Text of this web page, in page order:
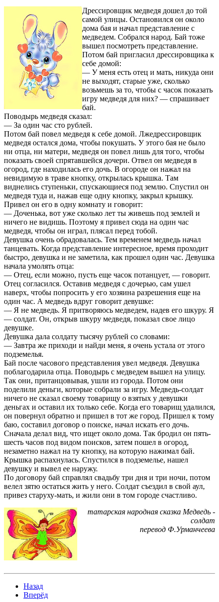
Дрессировщик медведя дошел до той
самой улицы. Остановился он около
дома бая и начал представление с
медведем. Собрался народ. Бай тоже
вышел посмотреть представление.
Потом бай пригласил дрессировщика к
себе домой:
— У меня есть отец и мать, никуда они
не выходят, старые уже, сколько
возьмешь за то, чтобы с часок показать
игру медведя для них? — спрашивает
бай.
Поводырь медведя сказал:
— За один час сто рублей.
Потом бай повел медведя к себе домой. Лжедрессировщик
медведя остался дома, чтобы покушать. У этого бая не было
ни отца, ни матери, медведя он повел лишь для того, чтобы
показать своей спрятавшейся дочери. Отвел он медведя в
огород, где находилась его дочь. В огороде он нажал на
невидимую в траве кнопку, открылась крышка. Там
виднелись ступеньки, спускающиеся под землю. Спустил он
медведя туда и, нажав еще одну кнопку, закрыл крышку.
Привел он его в одну комнату и говорит:
— Доченька, вот уже сколько лет ты живешь под землей и
ничего не видишь. Поэтому я привел сюда на один час
медведя, чтобы он играл, плясал перед тобой.
Девушка очень обрадовалась. Тем временем медведь начал
танцевать. Когда представление интересное, время проходит
быстро, девушка и не заметила, как прошел один час. Девушка
начала умолять отца:
— Отец, если можно, пусть еще часок потанцует, — говорит.
Отец согласился. Оставив медведя с дочерью, сам ушел
наверх, чтобы попросить у его хозяина разрешения еще на
один час. А медведь вдруг говорит девушке:
— Я не медведь. Я притворяюсь медведем, надев его шкуру. Я
— солдат. Он, открыв шкуру медведя, показал свое лицо
девушке.
Девушка дала солдату тысячу рублей со словами:
— Завтра же приходи и найди меня, я очень устала от этого
подземелья.
Бай после часового представления увел медведя. Девушка
поблагодарила отца. Поводырь с медведем вышел на улицу.
Так они, пританцовывая, ушли из города. Потом они
поделили деньги, которые собрали за игру. Медведь-солдат
ничего не сказал своему товарищу о взятых у девушки
деньгах и оставил их только себе. Когда его товарищ удалился,
он повернул обратно и пришел в тот же город. Пришел к тому
баю, составил договор о поиске, начал искать его дочь.
Сначала делал вид, что ищет около дома. Так бродил он пять-
шесть часов под видом поисков, затем пошел в огород,
незаметно нажал на ту кнопку, на которую нажимал бай.
Крышка распахнулась. Спустился в подземелье, нашел
девушку и вывел ее наружу.
По договору бай справлял свадьбу три дня и три ночи, потом
велел зятю остаться жить у него. Солдат съездил в свой аул,
привез старуху-мать, и жили они в том городе счастливо.
татарская народная сказка Медведь -
солдат
перевод Ф.Урманчеева
Назад
Вперёд